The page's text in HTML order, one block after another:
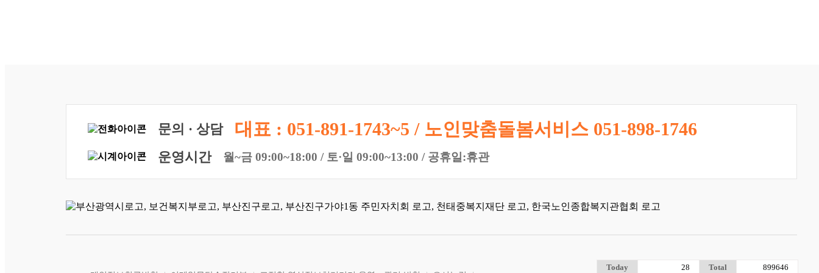
문의 · 상담 대표 : 051-891-1743~5 / 노인맞춤돌봄서비스 051-898-1746
운영시간 월~금 09:00~18:00 / 토·일 09:00~13:00 / 공휴일:휴관
Today 28 Total
899646